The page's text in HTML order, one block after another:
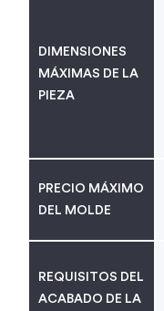
DIMENSIONES
MÁXIMAS DE LA
PIEZA
PRECIO MÁXIMO
DEL MOLDE
REQUISITOS DEL
ACABADO DE LA